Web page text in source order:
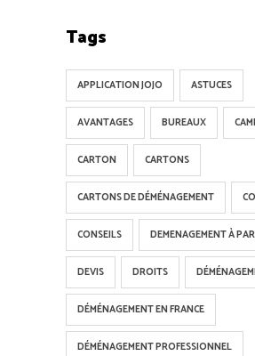
Tags
APPLICATION JOJO ASTUCES
AVANTAGES BUREAUX
CARTON CARTONS
CARTONS DE DÉMÉNAGEMENT
CONSEILS DEMENAGEMENT À
DEVIS DROITS
DÉMÉNAGEMENT EN FRANCE
DÉMÉNAGEMENT PROFESSIONNEL